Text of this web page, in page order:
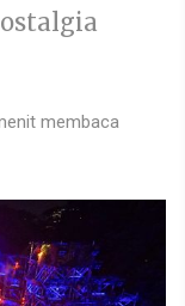
membaca